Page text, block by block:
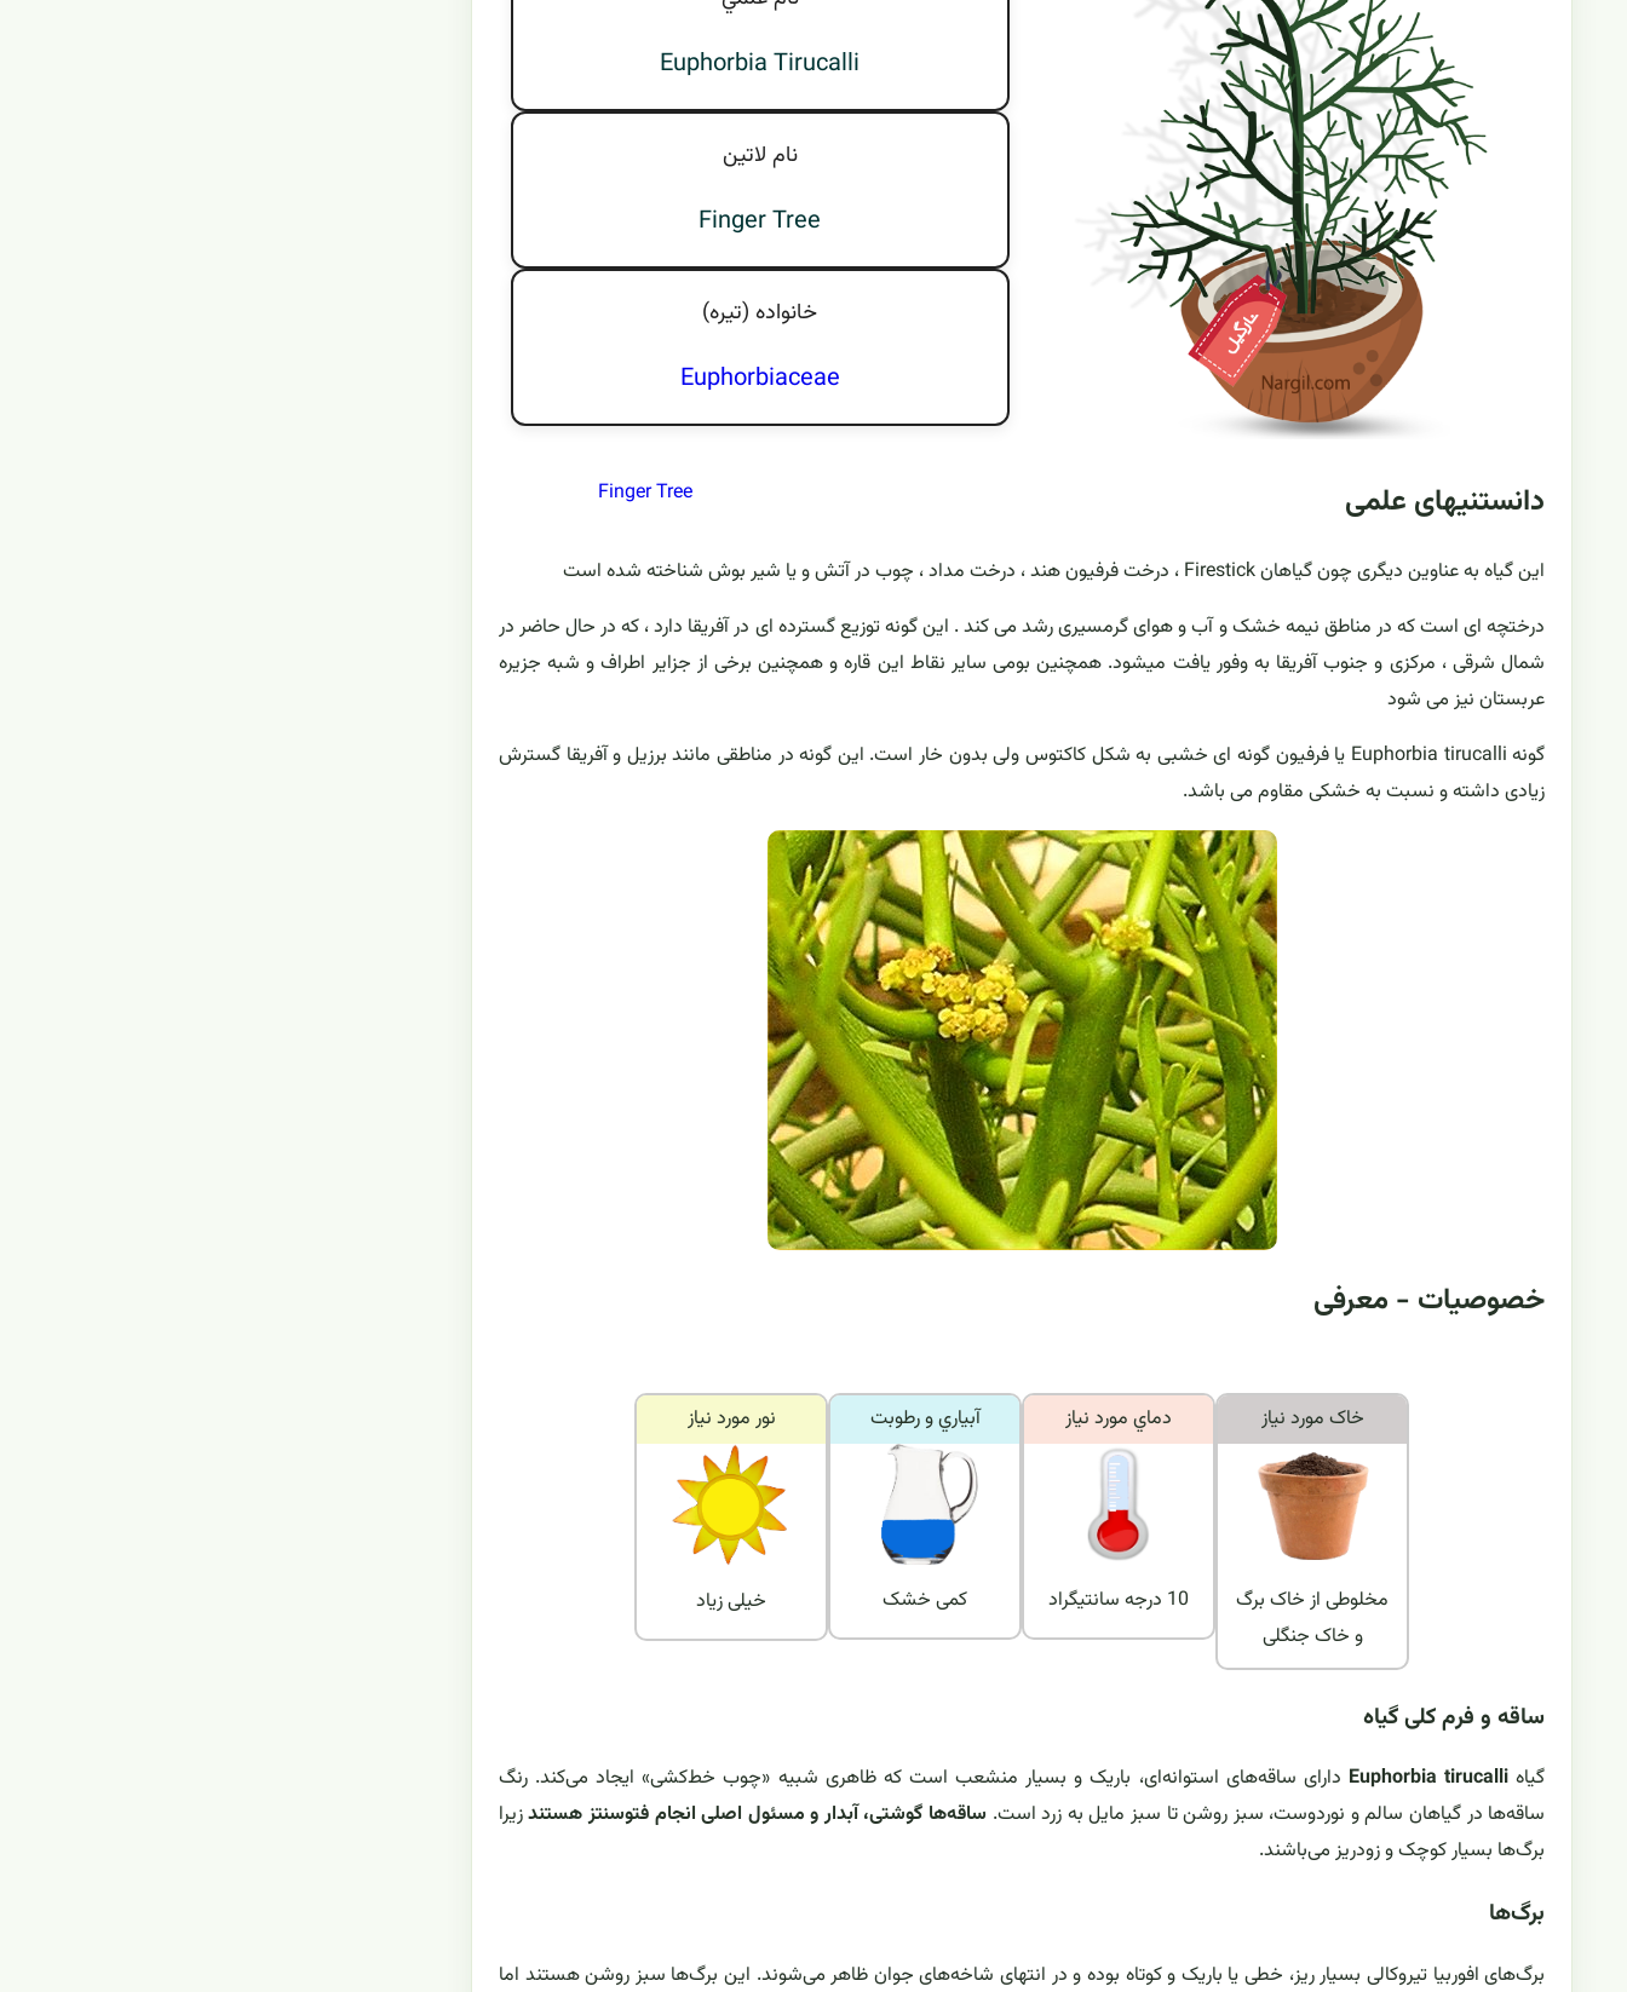
Euphorbia Tirucalli
نام لاتين
Finger Tree
خانواده (تيره)
Euphorbiaceae
Finger Tree دانستنیهای علمی
این گیاه به عناوین دیگری چون گیاهان Firestick ، درخت فرفیون هند ، درخت مداد ، چوب در آتش و یا شیر بوش شناخته شده است
درختچه ای است که در مناطق نیمه خشک و آب و هوای گرمسیری رشد می کند . این گونه توزیع گسترده ای در آفریقا دارد ، که در حال حاضر در
شمال شرقی ، مرکزی و جنوب آفریقا به وفور یافت میشود. همچنین بومی سایر نقاط این قاره و همچنین برخی از جزایر اطراف و شبه جزیره
عربستان نیز می شود
گونه Euphorbia tirucalli یا فرفیون گونه ای خشبی به شکل کاکتوس ولی بدون خار است. این گونه در مناطقی مانند برزیل و آفریقا گسترش
زیادی داشته و نسبت به خشکی مقاوم می باشد.
خصوصیات - معرفی
نور مورد نياز
خیلی زیاد
آبياري و رطوبت
کمی خشک
دماي مورد نياز
10 درجه سانتیگراد
خاک مورد نياز
مخلوطی از خاک برگ
و خاک جنگلی
ساقه و فرم کلی گیاه
گیاه Euphorbia tirucalli دارای ساقه‌های استوانه‌ای، باریک و بسیار منشعب است که ظاهری شبیه «چوب خط‌کشی» ایجاد می‌کند. رنگ
ساقه‌ها در گیاهان سالم و نور‌دوست، سبز روشن تا سبز مایل به زرد است. ساقه‌ها گوشتی، آبدار و مسئول اصلی انجام فتوسنتز هستندزیرا
برگ‌ها بسیار کوچک و زودریز می‌باشند.
برگ‌ها
برگ‌های افوربیا تیروکالی بسیار ریز، خطی یا باریک و کوتاه بوده و در انتهای شاخه‌های جوان ظاهر می‌شوند. این برگ‌ها سبز روشن هستند اما